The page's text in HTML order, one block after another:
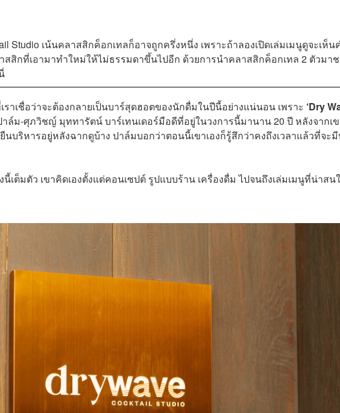
Studio เน้นคลาสสิกค็อกเทลก็อาจถูกครึ่งหนึ่ง เพราะถ้าลองเปิดเล่มเมนูดูจะเห็น
าสสิกที่เอามาทำใหม่ให้ไม่ธรรมดาขึ้นไปอีก ด้วยการนำคลาสสิกค็อกเทล 2 ตัวมา
าเชื่อว่าจะต้องกลายเป็นบาร์สุดฮอตของนักดื่มในปีนี้อย่างแน่นอน เพราะ ‘Dry
าล์ม-ศุภวิชญ์ มุททารัตน์ บาร์เทนเดอร์มือดีที่อยู่ในวงการนี้มานาน 20 ปี หลังจากเ
นบริหารอยู่หลังฉากดูบ้าง ปาล์มบอกว่าตอนนี้เขาเองก็รู้สึกว่าคงถึงเวลาแล้วที่จะ
เต็มตัว เขาคิดเองตั้งแต่คอนเซปต์ รูปแบบร้าน เครื่องดื่ม ไปจนถึงเล่มเมนูที่น่าสน